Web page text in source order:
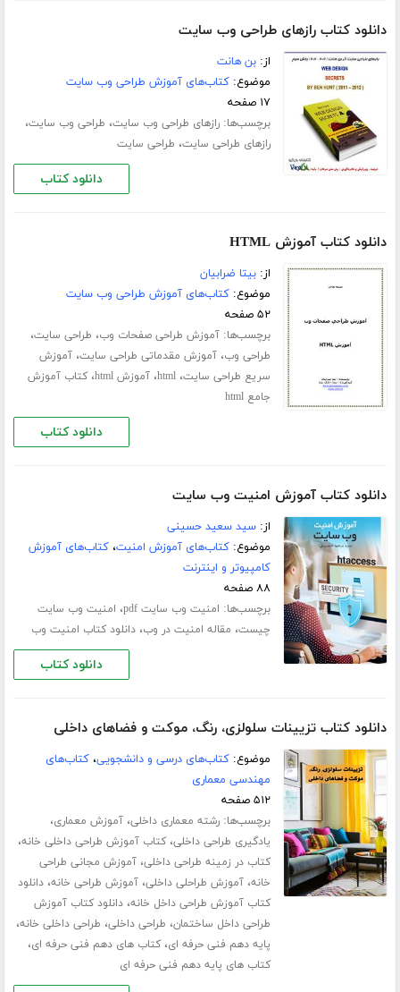
دانلود کتاب رازهای طراحی وب سایت
از:بن هانت
موضوع:کتاب‌های آموزش طراحی وب سایت
۱۷ صفحه
برچسب‌ها:رازهای طراحی وب سایت، طراحی وب سایت،
رازهای طراحی سایت، طراحی سایت
دانلود کتاب
دانلود کتاب آموزش HTML
از:بیتا ضرابیان
موضوع:کتاب‌های آموزش طراحی وب سایت
۵۲ صفحه
برچسب‌ها:آموزش طراحی صفحات وب، طراحی سایت،
طراحی وب،آموزش مقدماتی طراحی سایت،آموزش
سریع طراحی سایت،html،آموزش html ،کتاب آموزش
جامع html
دانلود کتاب
دانلود کتاب آموزش امنیت وب سایت
از:سید سعید حسینی
موضوع:کتاب‌های آموزش امنیت،کتاب‌های آموزش
کامپیوتر و اینترنت
۸۸ صفحه
برچسب‌ها: امنیت وب سایت pdf ، امنیت وب سایت
چیست، مقاله امنیت در وب،دانلود کتاب امنیت وب
دانلود کتاب
دانلود کتاب تزیینات سلولزی، رنگ، موکت و فضاهای داخلی
موضوع:کتاب‌های درسی و دانشجویی،کتاب‌های
مهندسی معماری
۵۱۲ صفحه
برچسب‌ها:رشته معماری داخلی،آموزش معماری،
یادگیری طراحی داخلی،کتاب آموزش طراحی داخلی خانه،
کتاب در زمینه طراحی داخلی،آموزش مجانی طراحی
خانه،آموزش طراحلی داخلی،آموزش طراحی خانه،دانلود
کتاب آموزش طراحی داخل خانه،دانلود کتاب آموزش
طراحی داخل ساختمان، طراحی داخلی، طراحی داخلی خانه،
پایه دهم فنی حرفه ای،کتاب های دهم فنی حرفه ای،
کتاب های پایه دهم فنی حرفه ای